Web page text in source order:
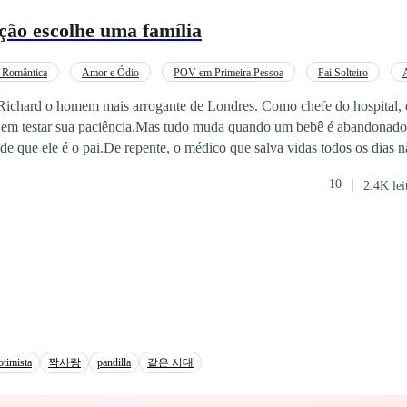
nesse cenário que Ema Thompson aparece. Ema é jovem, bonita e
do que sonhar. Buscando estabilidade e conforto, ela tomou um
também. Após um incidente inesperado, Ema começa a questionar
enxerga que o luxo sem dignidade cobra caro. Quando surge a
dos holofotes, ela aceita mesmo que isso signifique entrar na casa de
e desperta em Ema sentimentos que ela acreditava não ter.
escolhe uma família
Amor e Ódio POV em Primeira Pessoa Pai Solteiro
o homem mais arrogante de Londres. Como chefe do hospital,
testar sua paciência.Mas tudo muda quando um bebê é
que ele é o pai.De repente, o médico que salva vidas todos os dias
sem dormir e uma bebê que derrete qualquer coração, os dois
10 2.4K
짝사랑 pandilla 같은 시대